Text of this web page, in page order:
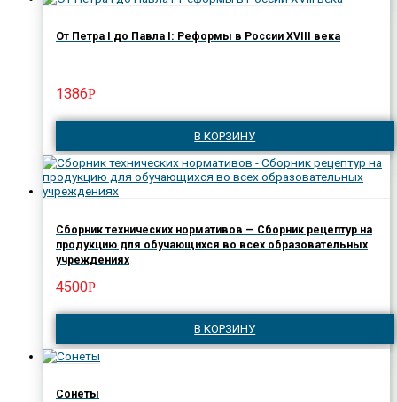
От Петра I до Павла I: Реформы в России XVIII века
1386Р
В КОРЗИНУ
Сборник технических нормативов — Сборник рецептур на
продукцию для обучающихся во всех образовательных
учреждениях
4500Р
В КОРЗИНУ
Сонеты